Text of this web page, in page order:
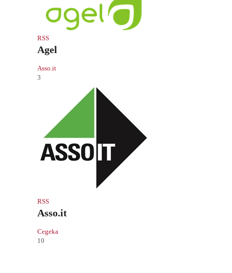
RSS
Agel
Asso.it
3
RSS
Asso.it
Cegeka
10